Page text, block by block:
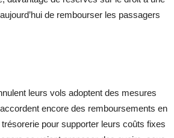
de rembourser les passagers
leurs vols adoptent des mesures
encore des remboursements en
pour supporter leurs coûts fixes